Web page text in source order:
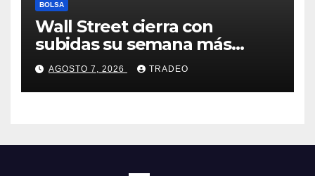
BOLSA
Wall Street cierra con
subidas su semana más
alcista desde abril
AGOSTO 7, 2026 TRADEO